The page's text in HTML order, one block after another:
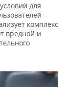
для
комплекс
вредной и